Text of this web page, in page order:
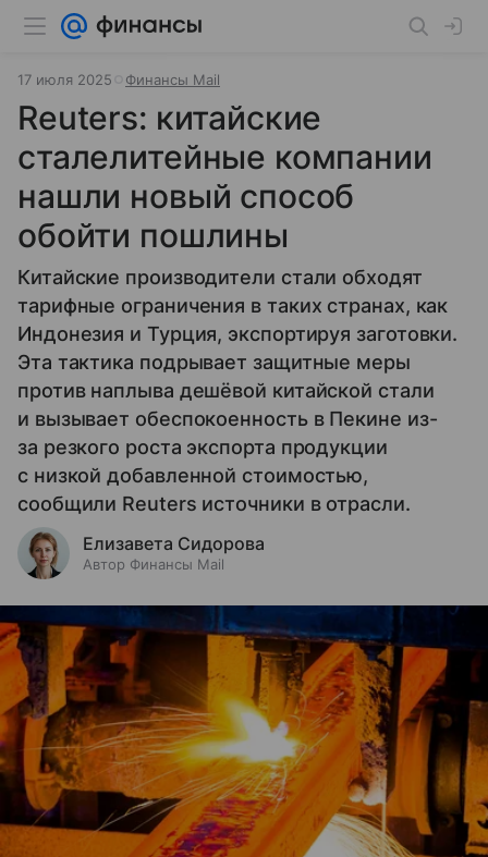
17 июля 2025 Финансы Mail
Reuters: китайские
сталелитейные компании
нашли новый способ
обойти пошлины
Китайские производители стали обходят
тарифные ограничения в таких странах, как
Индонезия и Турция, экспортируя заготовки.
Эта тактика подрывает защитные меры
против наплыва дешёвой китайской стали
и вызывает обеспокоенность в Пекине из-
за резкого роста экспорта продукции
с низкой добавленной стоимостью,
сообщили Reuters источники в отрасли.
Елизавета Сидорова
Автор Финансы Mail